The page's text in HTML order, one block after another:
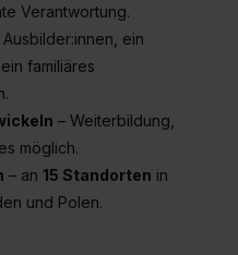
Verantwortung.
ein
familiäres
– Weiterbildung,
möglich.
– an 15 Standorten in
und Polen.